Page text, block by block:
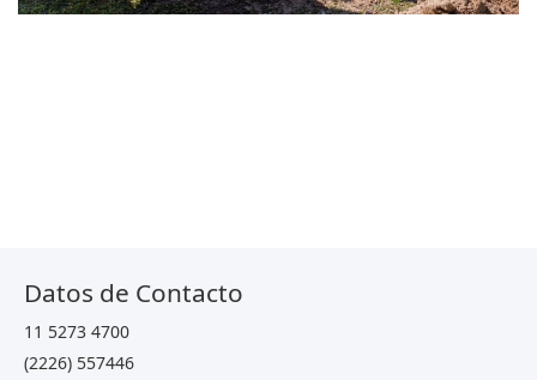
Datos de Contacto
11 5273 4700
(2226) 557446